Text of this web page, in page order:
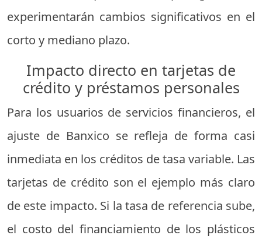
experimentarán cambios significativos en el
corto y mediano plazo.
Impacto directo en tarjetas de
crédito y préstamos personales
Para los usuarios de servicios financieros, el
ajuste de Banxico se refleja de forma casi
inmediata en los créditos de tasa variable. Las
tarjetas de crédito son el ejemplo más claro
de este impacto. Si la tasa de referencia sube,
el costo del financiamiento de los plásticos